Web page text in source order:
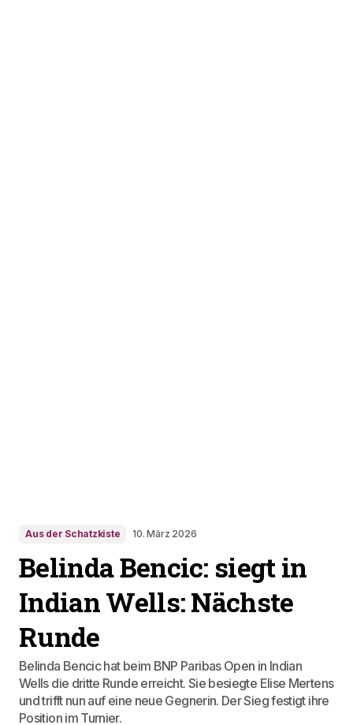
Aus der Schatzkiste 10. März 2026
Belinda Bencic: siegt in
Indian Wells: Nächste
Runde
Belinda Bencic hat beim BNP Paribas Open in Indian
Wells die dritte Runde erreicht. Sie besiegte Elise Mertens
und trifft nun auf eine neue Gegnerin. Der Sieg festigt ihre
Position im Turnier.